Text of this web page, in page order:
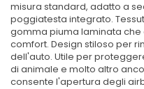
misura standard, adatto a
poggiatesta integrato.
gomma piuma laminata
comfort. Design stiloso per
dell'auto. Utile per
di animale e molto altro
consente l'apertura degli